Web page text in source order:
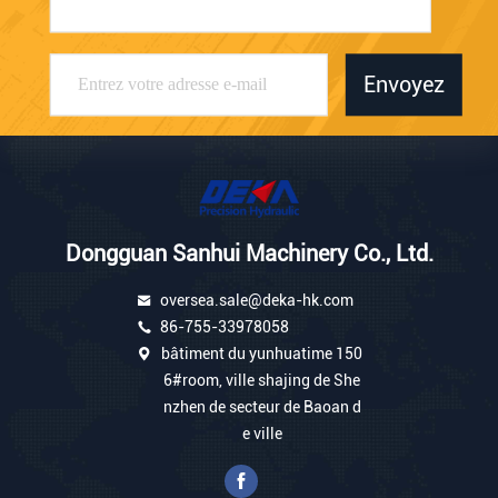
Envoyez
Dongguan Sanhui Machinery Co., Ltd.
oversea.sale@deka-hk.com
86-755-33978058
bâtiment du yunhuatime 150
6#room, ville shajing de She
nzhen de secteur de Baoan d
e ville